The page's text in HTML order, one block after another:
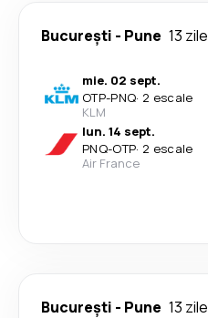
București - Pune 13 zile
mie. 02 sept.
OTP-PNQ· 2 escale
KLM
lun. 14 sept.
PNQ-OTP· 2 escale
Air France
București - Pune 13 zile